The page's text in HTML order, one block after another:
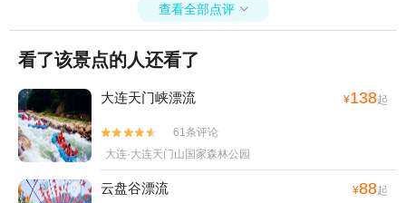
查看全部点评 
看了该景点的人还看了
大连天门峡漂流 ¥138起


61条评论
大连·大连天门山国家森林公园
云盘谷漂流 ¥88起